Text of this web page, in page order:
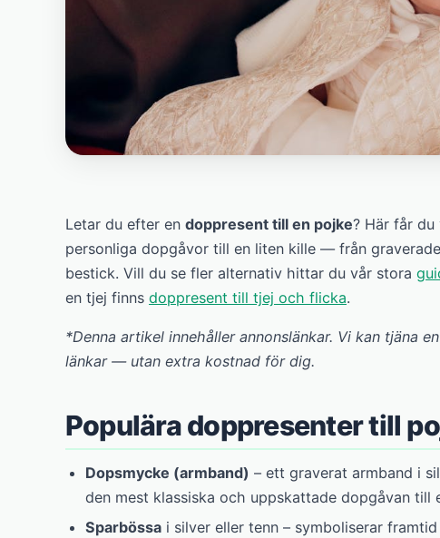
Letar du efter en doppresent till en pojke? Här får
personliga dopgåvor till en liten kille — från
bestick. Vill du se fler alternativ hittar du vår stora
en tjej finns doppresent till tjej och flicka.
*Denna artikel innehåller annonslänkar. Vi kan tjäna
länkar — utan extra kostnad för dig.
Populära doppresenter till
Dopsmycke (armband) – ett graverat armband i
den mest klassiska och uppskattade dopgåvan till
Sparbössa i silver eller tenn – symboliserar